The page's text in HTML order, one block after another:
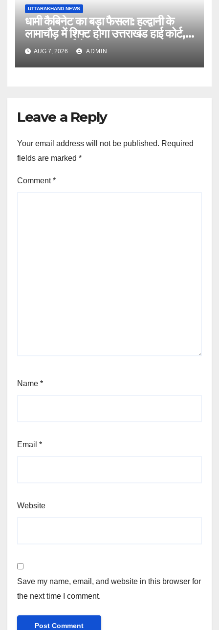
UTTARAKHAND NEWS
धामी कैबिनेट का बड़ा फैसला: हल्द्वानी के
लामाचौड़ में शिफ्ट होगा उत्तराखंड हाई कोर्ट,
अन्य महत्वपूर्ण फैसले
AUG 7, 2026 ADMIN
Leave a Reply
Your email address will not be published. Required
fields are marked *
Comment*
Name *
Email *
Website
Save my name, email, and website in this browser for
the next time I comment.